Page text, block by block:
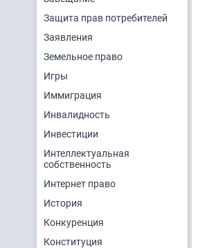
Защита прав потребителей
Заявления
Земельное право
Игры
Иммиграция
Инвалидность
Инвестиции
Интеллектуальная
собственность
Интернет право
История
Конкуренция
Конституция